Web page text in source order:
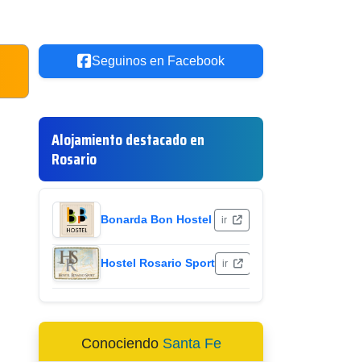
Seguinos en Facebook
Alojamiento destacado en
Rosario
Bonarda Bon Hostel ir
Hostel Rosario Sport ir
Conociendo Santa Fe